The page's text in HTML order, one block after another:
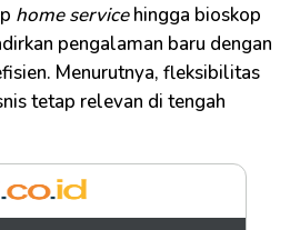
home servicehingga bioskop
pengalaman baru dengan
Menurutnya, fleksibilitas
tetap relevan di tengah